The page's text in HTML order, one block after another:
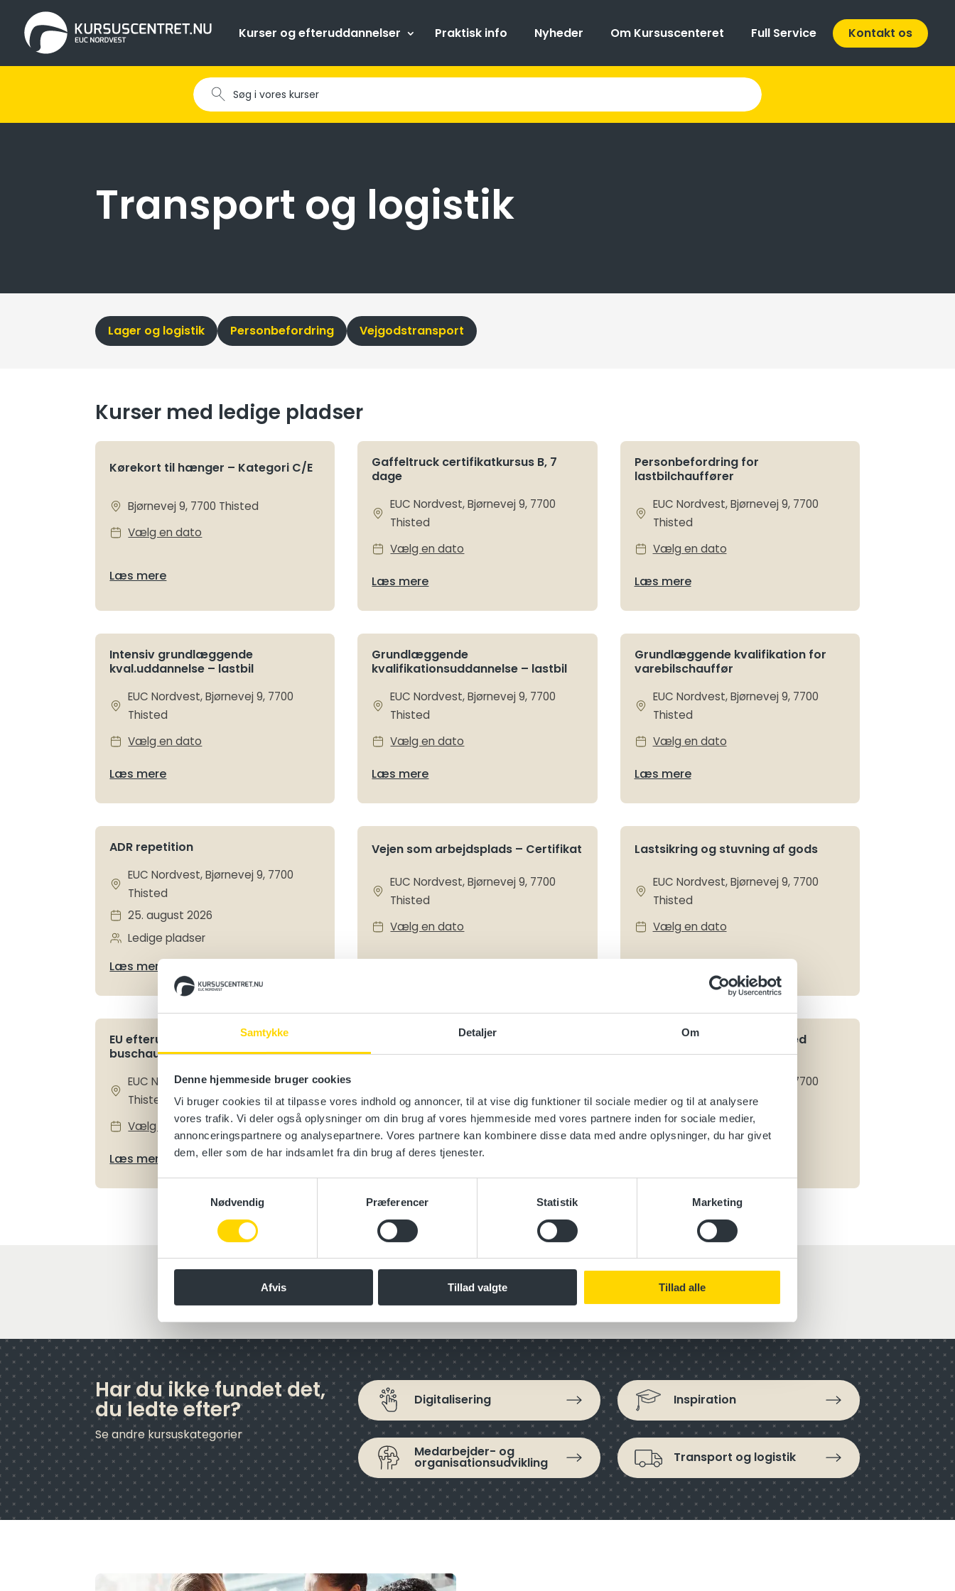
Samtykke Detaljer Om
Denne hjemmeside bruger cookies
Vi bruger cookies til at tilpasse vores indhold og annoncer, til at vise dig funktioner til sociale medier og til at analysere
vores trafik. Vi deler også oplysninger om din brug af vores hjemmeside med vores partnere inden for sociale medier,
annonceringspartnere og analysepartnere. Vores partnere kan kombinere disse data med andre oplysninger, du har givet
dem, eller som de har indsamlet fra din brug af deres tjenester.
Samtykkevalg
Nødvendig
Præferencer Statistik Marketing
Afvis Tillad valgte Tillad alle
Kurser og efteruddannelser Praktisk info Nyheder Om Kursuscenteret Full Service Kontakt os
Transport og logistik
Lager og logistik Personbefordring Vejgodstransport
Kurser med ledige pladser
Kørekort til hænger – Kategori C/E
Bjørnevej 9, 7700 Thisted
Vælg en dato
Læs mere
Gaffeltruck certifikatkursus B, 7
dage
EUC Nordvest, Bjørnevej 9, 7700
Thisted
Vælg en dato
Læs mere
Personbefordring for
lastbilchauffører
EUC Nordvest, Bjørnevej 9, 7700
Thisted
Vælg en dato
Læs mere
Intensiv grundlæggende
kval.uddannelse – lastbil
EUC Nordvest, Bjørnevej 9, 7700
Thisted
Vælg en dato
Læs mere
Grundlæggende
kvalifikationsuddannelse – lastbil
EUC Nordvest, Bjørnevej 9, 7700
Thisted
Vælg en dato
Læs mere
Grundlæggende kvalifikation for
varebilschauffør
EUC Nordvest, Bjørnevej 9, 7700
Thisted
Vælg en dato
Læs mere
ADR repetition
EUC Nordvest, Bjørnevej 9, 7700
Thisted
25. august 2026
Ledige pladser
Læs mere
Vejen som arbejdsplads – Certifikat
EUC Nordvest, Bjørnevej 9, 7700
Thisted
Vælg en dato
Læs mere
Lastsikring og stuvning af gods
EUC Nordvest, Bjørnevej 9, 7700
Thisted
Vælg en dato
Læs mere
EU efteruddannelse for
buschauffører – oblig. del
EUC Nordvest, Bjørnevej 9, 7700
Thisted
Vælg en dato
Læs mere
EU efteruddannelse for
godschauffører – oblig. del
Thisted
Vælg en dato
Læs mere
Mobile kraner >8-30 tm_med
integreret kranbasis
EUC Nordvest, Bjørnevej 9, 7700
Thisted
Vælg en dato
2 Næste »
Har du ikke fundet det,
du ledte efter?
Se andre kursuskategorier
Digitalisering Inspiration
Medarbejder- og
organisations­udvikling Transport og logistik